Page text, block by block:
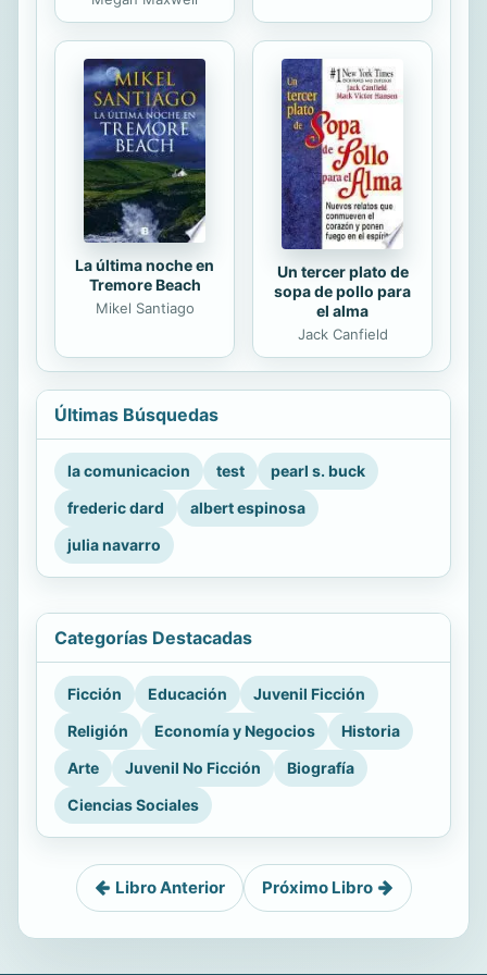
La última noche en
Tremore Beach
Mikel Santiago
Un tercer plato de
sopa de pollo para
el alma
Jack Canfield
Últimas Búsquedas
la comunicacion test
pearl s. buck
frederic dard
albert espinosa
julia navarro
Categorías Destacadas
Ficción Educación
Juvenil Ficción
Religión
Economía y Negocios
Historia
Arte
Juvenil No Ficción
Biografía
Ciencias Sociales
Libro Anterior Próximo Libro